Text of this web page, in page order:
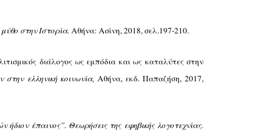
στην Ιστορία. Αθήνα: Ασίνη, 2018, σελ.197-210.
διάλογος ως εμπόδια και ως καταλύτες στην
ελληνική κοινωνία, Αθήνα, εκδ. Παπαζήση, 2017,
ήδιον έπαινος”. Θεωρήσεις της εφηβικής λογοτεχνίας.